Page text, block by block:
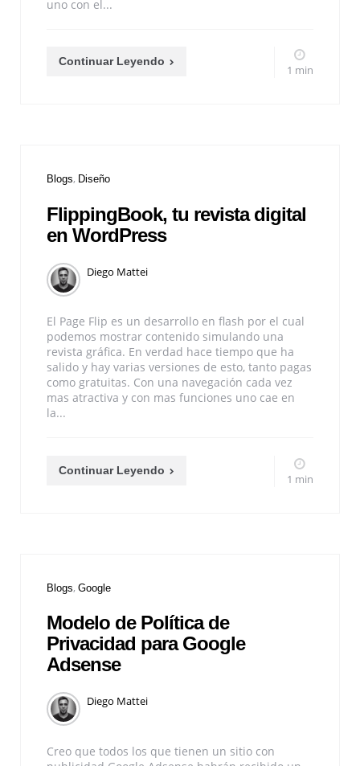
uno con el...
Continuar Leyendo
1 min
Blogs Diseño
FlippingBook, tu revista digital
en WordPress
Diego Mattei
El Page Flip es un desarrollo en flash por el cual
podemos mostrar contenido simulando una
revista gráfica. En verdad hace tiempo que ha
salido y hay varias versiones de esto, tanto pagas
como gratuitas. Con una navegación cada vez
mas atractiva y con mas funciones uno cae en
la...
Continuar Leyendo
1 min
Blogs Google
Modelo de Política de
Privacidad para Google
Adsense
Diego Mattei
Creo que todos los que tienen un sitio con